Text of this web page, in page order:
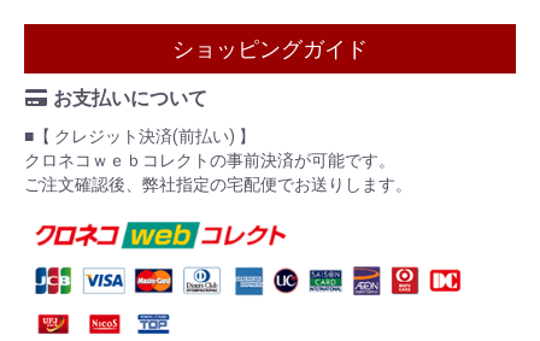
ショッピングガイド
お支払いについて
■【 クレジット決済(前払い) 】
クロネコｗｅｂコレクトの事前決済が可能です。
ご注文確認後、弊社指定の宅配便でお送りします。